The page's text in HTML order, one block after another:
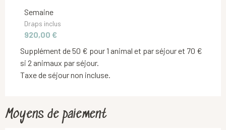
12 avril 2026
Du 7 septembre 2026
Semaine
Draps inclus
920,00 €
Supplément de 50 € pour 1 animal et par séjour et 70 €
si 2 animaux par séjour.
Taxe de séjour non incluse.
Moyens de paiement